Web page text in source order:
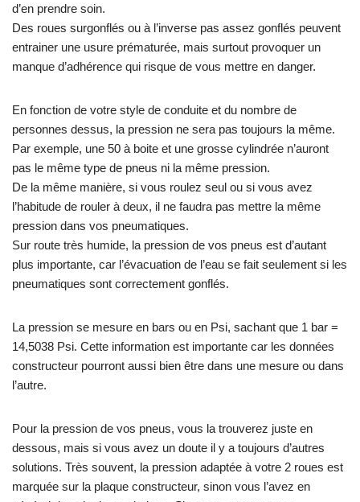
d’en prendre soin.
Des roues surgonflés ou à l’inverse pas assez gonflés peuvent
entrainer une usure prématurée, mais surtout provoquer un
manque d’adhérence qui risque de vous mettre en danger.
En fonction de votre style de conduite et du nombre de
personnes dessus, la pression ne sera pas toujours la même.
Par exemple, une 50 à boite et une grosse cylindrée n’auront
pas le même type de pneus ni la même pression.
De la même manière, si vous roulez seul ou si vous avez
l’habitude de rouler à deux, il ne faudra pas mettre la même
pression dans vos pneumatiques.
Sur route très humide, la pression de vos pneus est d’autant
plus importante, car l’évacuation de l’eau se fait seulement si les
pneumatiques sont correctement gonflés.
La pression se mesure en bars ou en Psi, sachant que 1 bar =
14,5038 Psi. Cette information est importante car les données
constructeur pourront aussi bien être dans une mesure ou dans
l’autre.
Pour la pression de vos pneus, vous la trouverez juste en
dessous, mais si vous avez un doute il y a toujours d’autres
solutions. Très souvent, la pression adaptée à votre 2 roues est
marquée sur la plaque constructeur, sinon vous l’avez en